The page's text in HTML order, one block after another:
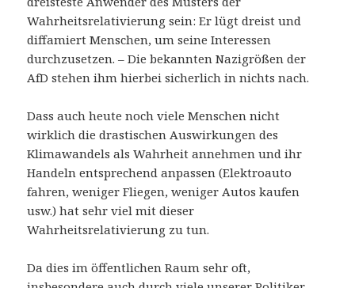
Wahrheitsrelativierung sein: Er lügt dreist und
diffamiert Menschen, um seine Interessen
durchzusetzen. – Die bekannten Nazigrößen der
AfD stehen ihm hierbei sicherlich in nichts nach.
Dass auch heute noch viele Menschen nicht
wirklich die drastischen Auswirkungen des
Klimawandels als Wahrheit annehmen und ihr
Handeln entsprechend anpassen (Elektroauto
fahren, weniger Fliegen, weniger Autos kaufen
usw.) hat sehr viel mit dieser
Wahrheitsrelativierung zu tun.
Da dies im öffentlichen Raum sehr oft,